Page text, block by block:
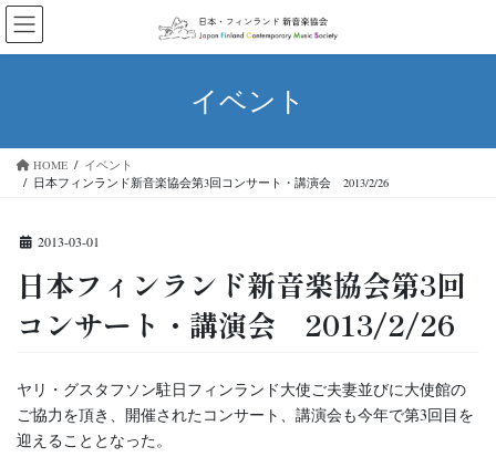
コ
ン
テ
ス
ナ
ビ
ゲ
ン
イベント
HOME
イベント
日本フィンランド新音楽協会第3回コンサート・講演会 2013/2/26
2013-03-01
日本フィンランド新音楽協会第3回
コンサート・講演会 2013/2/26
ヤリ・グスタフソン駐日フィンランド大使ご夫妻並びに大使館の
ご協力を頂き、開催されたコンサート、講演会も今年で第3回目を
迎えることとなった。